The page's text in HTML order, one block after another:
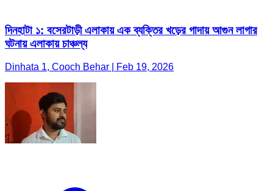
দিনহাটা ১: বসেরটাড়ী এলাকায় এক ব্যক্তির খড়ের গাদায় আগুন লাগার
ঘটনায় এলাকায় চাঞ্চল্য
Dinhata 1, Cooch Behar | Feb 19, 2026